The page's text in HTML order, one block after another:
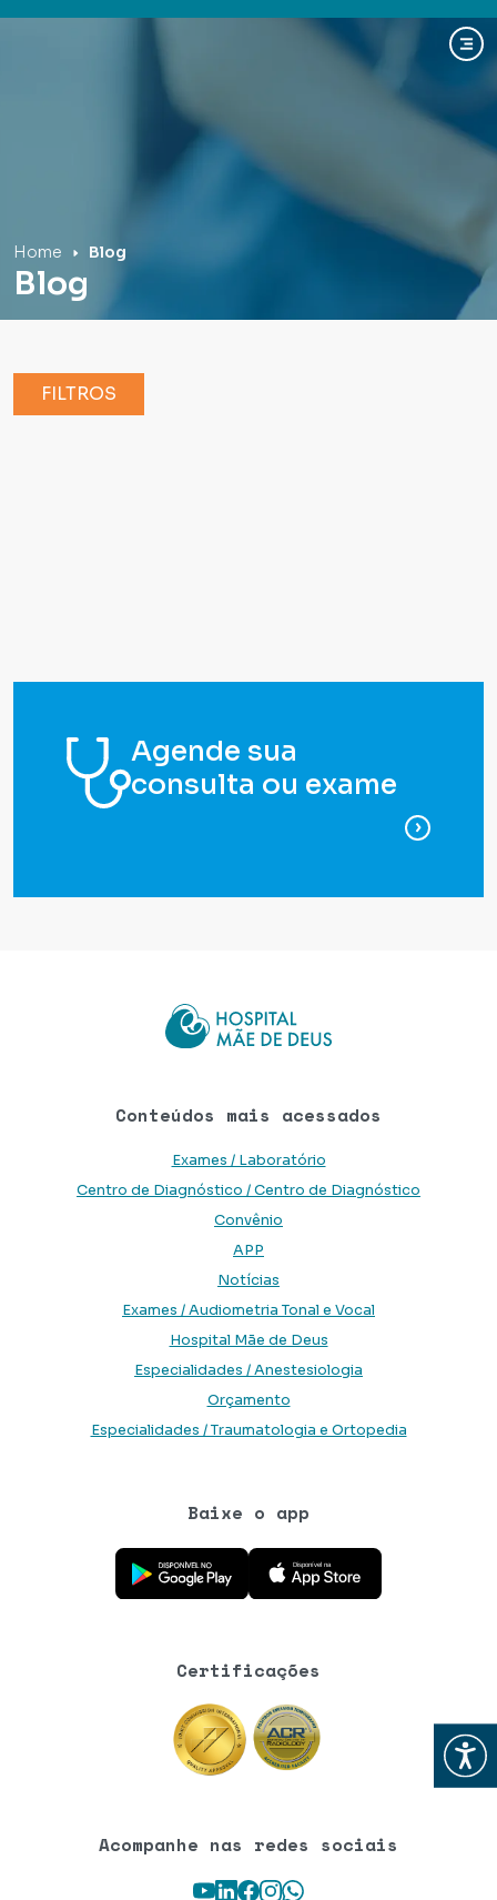
Abrir
Home Blog
Blog
FILTROS
Agende sua
consulta ou exame
para
Conteúdos mais acessados
Exames / Laboratório
Centro de Diagnóstico / Centro de Diagnóstico
Convênio
APP
Notícias
Exames / Audiometria Tonal e Vocal
Hospital Mãe de Deus
Especialidades / Anestesiologia
Orçamento
Especialidades / Traumatologia e Ortopedia
Baixe o app
Baixe o aplicativo na Google Play Store
Baixe o aplicativo na App Store
Certificações
Acompanhe nas redes sociais
Youtube
LinkedIn
Facebook
Instagram
WhatsApp